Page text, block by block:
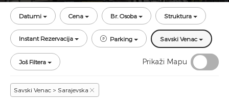
Datumi Cena Br. Osoba Struktura
Instant Rezervacija Parking Savski Venac
Još Filtera Prikaži Mapu
Savski Venac > Sarajevska